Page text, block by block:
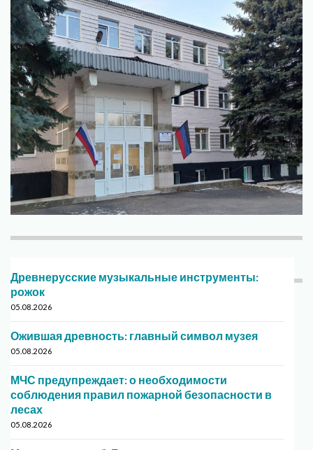
Древнерусские музыкальные инструменты:
рожок
05.08.2026
Ожившая древность: главный символ музея
05.08.2026
МЧС предупреждает: о необходимости
соблюдения правил пожарной безопасности в
лесах
05.08.2026